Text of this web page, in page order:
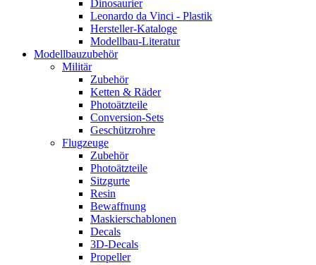
Dinosaurier
Leonardo da Vinci - Plastik
Hersteller-Kataloge
Modellbau-Literatur
Modellbauzubehör
Militär
Zubehör
Ketten & Räder
Photoätzteile
Conversion-Sets
Geschützrohre
Flugzeuge
Zubehör
Photoätzteile
Sitzgurte
Resin
Bewaffnung
Maskierschablonen
Decals
3D-Decals
Propeller